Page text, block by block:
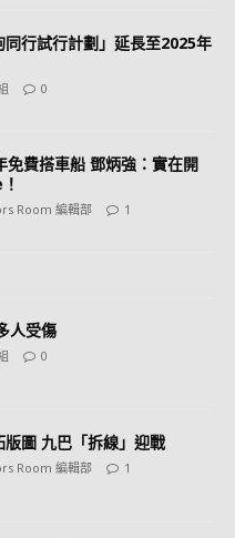
同行試行計劃」延長至2025年
0
免費搭車船 鄧炳強：實在開
Room 編輯部 1
人受傷
0
圖 九巴「拆線」迎戰
Room 編輯部 1